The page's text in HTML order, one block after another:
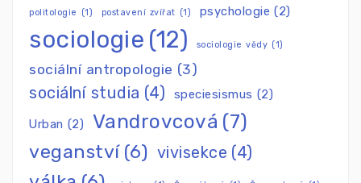
politologie
(1) postavení zvířat (1) psychologie (2)
sociologie (12) sociologie vědy (1)
sociální antropologie (3)
sociální studia (4) speciesismus (2)
Urban (2) Vandrovcová (7)
veganství (6) vivisekce (4)